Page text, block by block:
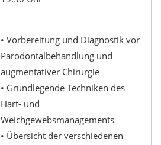
• Vorbereitung und Diagnostik vor
Parodontalbehandlung und
augmentativer Chirurgie
• Grundlegende Techniken des
Hart- und
Weichgewebsmanagements
• Übersicht der verschiedenen